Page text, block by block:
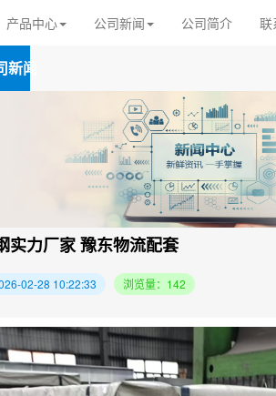
新闻
产品中心 公司新闻 公司简介 联
实力厂家 豫东物流配套
02-28 10:22:33 浏览量：142